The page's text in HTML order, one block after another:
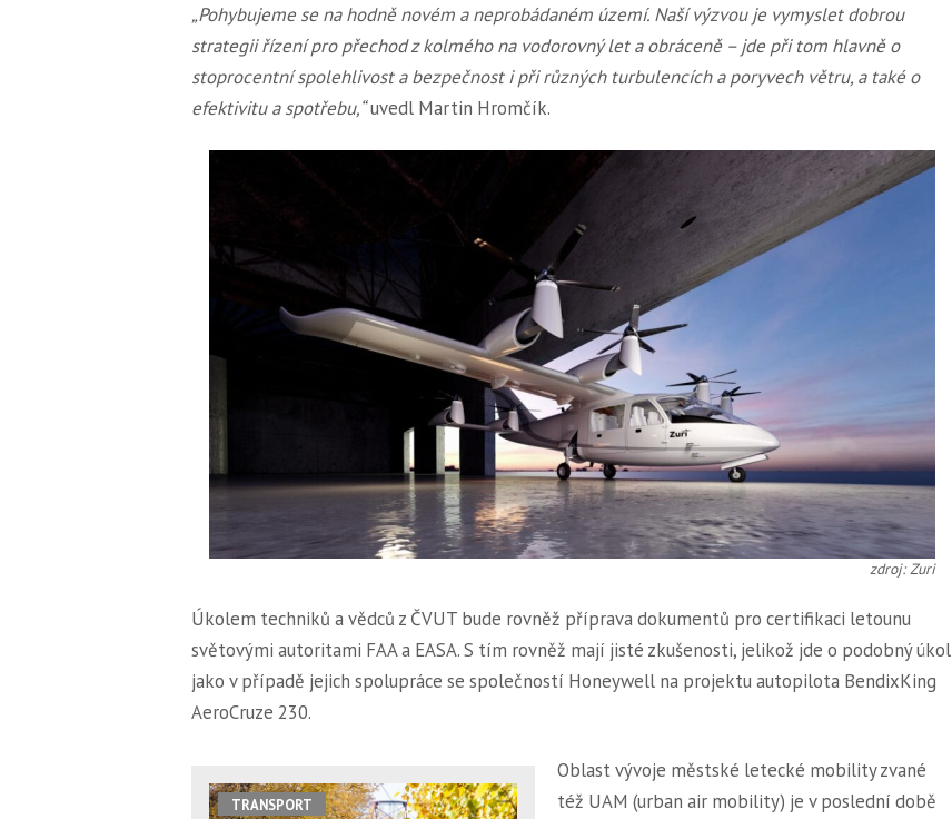
„Pohybujeme se na hodně novém a neprobádaném území. Naší výzvou je vymyslet dobrou
strategii řízení pro přechod z kolmého na vodorovný let a obráceně – jde při tom hlavně o
stoprocentní spolehlivost a bezpečnost i při různých turbulencích a poryvech větru, a také o
efektivitu a spotřebu,“uvedl Martin Hromčík.
zdroj: Zuri
Úkolem techniků a vědců z ČVUT bude rovněž příprava dokumentů pro certifikaci letounu
světovými autoritami FAA a EASA. S tím rovněž mají jisté zkušenosti, jelikož jde o podobný úkol
jako v případě jejich spolupráce se společností Honeywell na projektu autopilota BendixKing
AeroCruze 230.
TRANSPORT
Oblast vývoje městské letecké mobility zvané
též UAM (urban air mobility) je v poslední době